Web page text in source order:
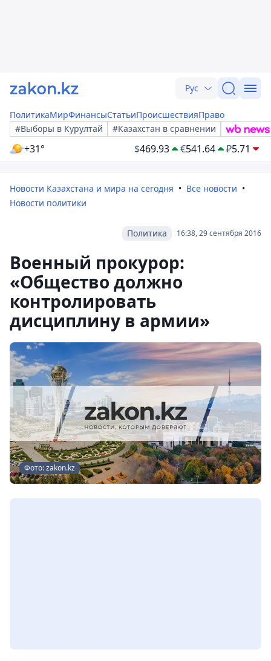
Рус
ПолитикаМирФинансыСтатьиПроисшествияПраво
#Выборы в Курултай
#Казахстан в сравнении
+31° $469.93 €541.64 ₽5.71
Новости Казахстана и мира на сегодня
Все новости
Новости политики
16:38, 29 сентября 2016
Политика
Военный прокурор:
«Общество должно
контролировать
дисциплину в армии»
Фото: zakon.kz